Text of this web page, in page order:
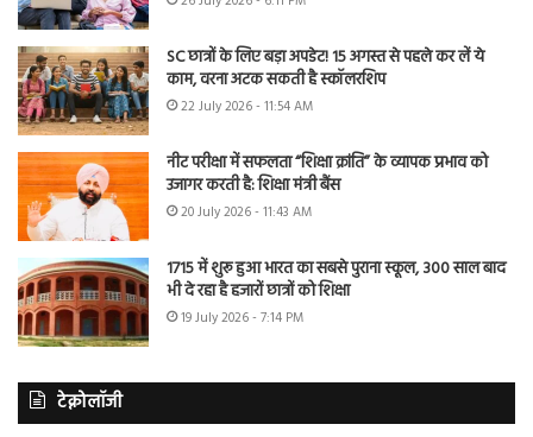
SC छात्रों के लिए बड़ा अपडेट! 15 अगस्त से पहले कर लें ये
काम, वरना अटक सकती है स्कॉलरशिप
22 July 2026 - 11:54 AM
नीट परीक्षा में सफलता “शिक्षा क्रांति” के व्यापक प्रभाव को
उजागर करती है: शिक्षा मंत्री बैंस
20 July 2026 - 11:43 AM
1715 में शुरू हुआ भारत का सबसे पुराना स्कूल, 300 साल बाद
भी दे रहा है हजारों छात्रों को शिक्षा
19 July 2026 - 7:14 PM
टेक्नोलॉजी